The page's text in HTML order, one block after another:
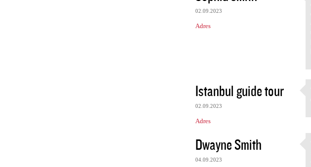
02.09.2023
Adres
Istanbul guide tour
02.09.2023
Adres
Dwayne Smith
04.09.2023